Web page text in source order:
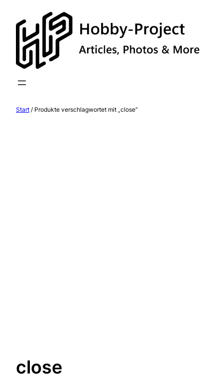
Inhalt
springen
Start / Produkte verschlagwortet mit „close“
close